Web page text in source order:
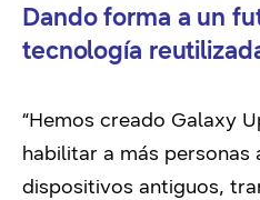
Dando forma a un
tecnología
“Hemos creado Galaxy
habilitar a más personas
dispositivos antiguos,